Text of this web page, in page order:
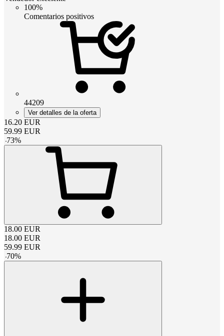
100%
Comentarios positivos
44209
Ver detalles de la oferta
16.20 EUR
59.99 EUR
-73%
18.00 EUR
18.00 EUR
59.99 EUR
-70%